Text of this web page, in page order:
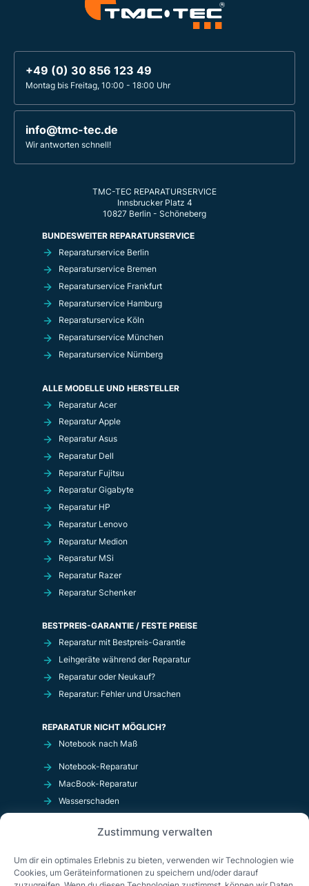
Zustimmung verwalten
Um dir ein optimales Erlebnis zu bieten, verwenden wir Technologien wie
Cookies, um Geräteinformationen zu speichern und/oder darauf
+49 (0) 30 856 123 49
Montag bis Freitag, 10:00 - 18:00 Uhr
info@tmc-tec.de
Wir antworten schnell!
TMC-TEC REPARATURSERVICE
Innsbrucker Platz 4
10827 Berlin - Schöneberg
BUNDESWEITER REPARATURSERVICE
Reparaturservice Berlin
Reparaturservice Bremen
Reparaturservice Frankfurt
Reparaturservice Hamburg
Reparaturservice Köln
Reparaturservice München
Reparaturservice Nürnberg
ALLE MODELLE UND HERSTELLER
Reparatur Acer
Reparatur Apple
Reparatur Asus
Reparatur Dell
Reparatur Fujitsu
Reparatur Gigabyte
Reparatur HP
Reparatur Lenovo
Reparatur Medion
Reparatur MSi
Reparatur Razer
Reparatur Schenker
BESTPREIS-GARANTIE / FESTE PREISE
Reparatur mit Bestpreis-Garantie
Leihgeräte während der Reparatur
Reparatur oder Neukauf?
Reparatur: Fehler und Ursachen
REPARATUR NICHT MÖGLICH?
Notebook nach Maß
Notebook-Reparatur
MacBook-Reparatur
Wasserschaden
OnlineShop